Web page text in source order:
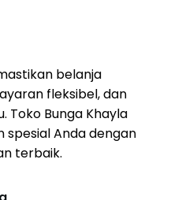
belanja
fleksibel, dan
Toko Bunga Khayla
Anda dengan
terbaik.